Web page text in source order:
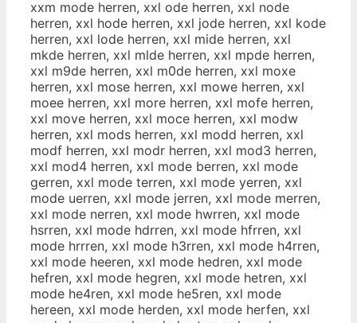
xxm mode herren, xxl ode herren, xxl node
herren, xxl hode herren, xxl jode herren, xxl kode
herren, xxl lode herren, xxl mide herren, xxl
mkde herren, xxl mlde herren, xxl mpde herren,
xxl m9de herren, xxl m0de herren, xxl moxe
herren, xxl mose herren, xxl mowe herren, xxl
moee herren, xxl more herren, xxl mofe herren,
xxl move herren, xxl moce herren, xxl modw
herren, xxl mods herren, xxl modd herren, xxl
modf herren, xxl modr herren, xxl mod3 herren,
xxl mod4 herren, xxl mode berren, xxl mode
gerren, xxl mode terren, xxl mode yerren, xxl
mode uerren, xxl mode jerren, xxl mode merren,
xxl mode nerren, xxl mode hwrren, xxl mode
hsrren, xxl mode hdrren, xxl mode hfrren, xxl
mode hrrren, xxl mode h3rren, xxl mode h4rren,
xxl mode heeren, xxl mode hedren, xxl mode
hefren, xxl mode hegren, xxl mode hetren, xxl
mode he4ren, xxl mode he5ren, xxl mode
hereen, xxl mode herden, xxl mode herfen, xxl